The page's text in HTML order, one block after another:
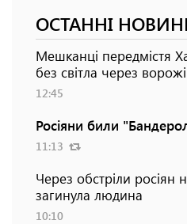
ОСТАННІ
Мешканці передмістя
без світла через
12:45
Росіяни били
11:13
Через обстріли росіян
загинула людина
10:10